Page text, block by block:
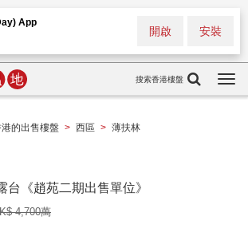
App
安裝
開啟
搜索香港樓盤
的出售樓盤 > 西區 > 薄扶林
台《趙苑二期出售單位》
4,700萬